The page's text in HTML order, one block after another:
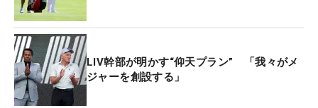
LIV幹部が明かす“仰天プラン” 「我々がメ
ジャーを創設する」